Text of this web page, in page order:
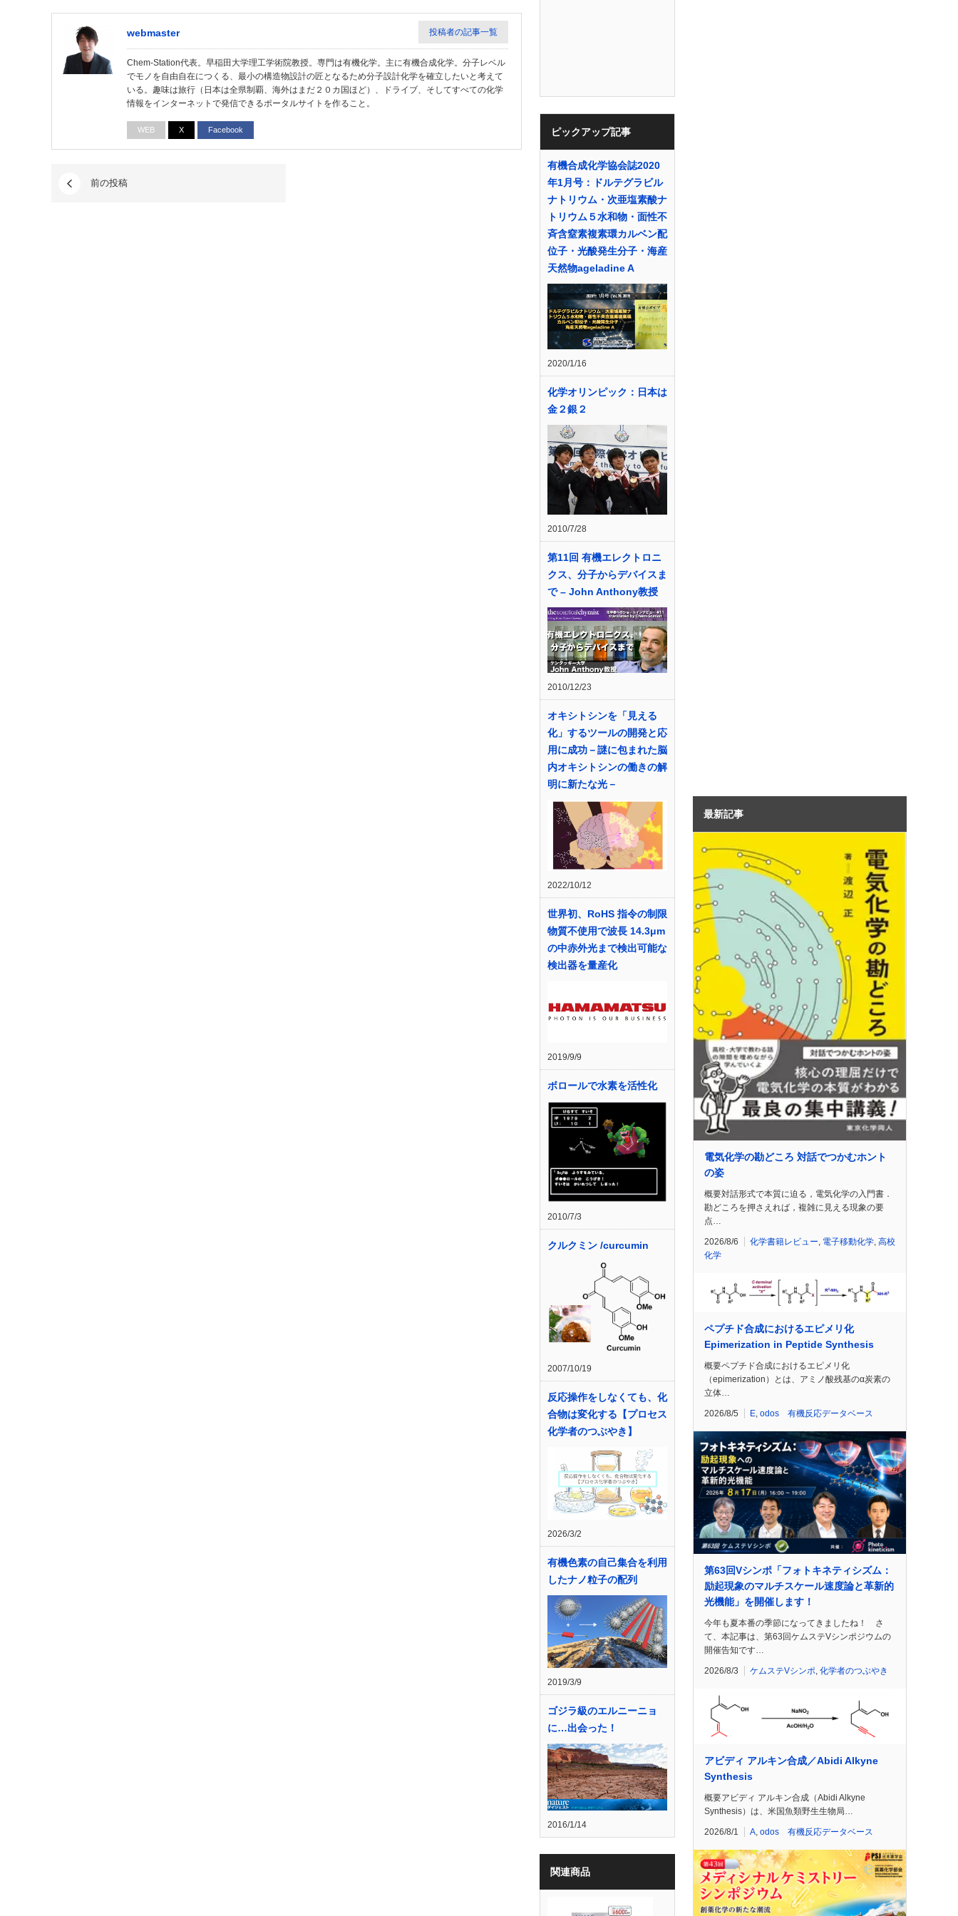
webmaster 投稿者の記事一覧
Chem-Station代表。早稲田大学理工学術院教授。専門は有機化学。主に有機合成化学。分子レベル
でモノを自由自在につくる、最小の構造物設計の匠となるため分子設計化学を確立したいと考えて
いる。趣味は旅行（日本は全県制覇、海外はまだ２０カ国ほど）、ドライブ、そしてすべての化学
情報をインターネットで発信できるポータルサイトを作ること。
WEB X Facebook
前の投稿
ピックアップ記事
有機合成化学協会誌2020
年1月号：ドルテグラビル
ナトリウム・次亜塩素酸ナ
トリウム５水和物・面性不
斉含窒素複素環カルベン配
位子・光酸発生分子・海産
天然物ageladine A
2020/1/16
化学オリンピック：日本は
金２銀２
2010/7/28
第11回 有機エレクトロニ
クス、分子からデバイスま
で – John Anthony教授
2010/12/23
オキシトシンを「見える
化」するツールの開発と応
用に成功－謎に包まれた脳
内オキシトシンの働きの解
明に新たな光－
2022/10/12
世界初、RoHS 指令の制限
物質不使用で波長 14.3μm
の中赤外光まで検出可能な
検出器を量産化
2019/9/9
ボロールで水素を活性化
2010/7/3
クルクミン /curcumin
2007/10/19
反応操作をしなくても、化
合物は変化する【プロセス
化学者のつぶやき】
2026/3/2
有機色素の自己集合を利用
したナノ粒子の配列
2019/3/9
ゴジラ級のエルニーニョ
に…出会った！
2016/1/14
関連商品
最新記事
電気化学の勘どころ 対話でつかむホント
の姿
概要対話形式で本質に迫る，電気化学の入門書．
勘どころを押さえれば，複雑に見える現象の要
点…
2026/8/6 化学書籍レビュー, 電子移動化学, 高校
化学
ペプチド合成におけるエピメリ化
Epimerization in Peptide Synthesis
概要ペプチド合成におけるエピメリ化
（epimerization）とは、アミノ酸残基のα炭素の
立体…
2026/8/5 E, odos 有機反応データベース
第63回Vシンポ「フォトキネティシズム：
励起現象のマルチスケール速度論と革新的
光機能」を開催します！
今年も夏本番の季節になってきましたね！ さ
て、本記事は、第63回ケムステVシンポジウムの
開催告知です…
2026/8/3 ケムステVシンポ 化学者のつぶやき
アビディ アルキン合成／Abidi Alkyne
Synthesis
概要アビディ アルキン合成（Abidi Alkyne
Synthesis）は、米国魚類野生生物局…
2026/8/1 A odos 有機反応データベース